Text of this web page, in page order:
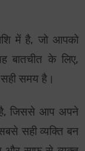
में है, जो आपको
बातचीत के लिए,
समय है।
है, जिससे आप अपने
सही व्यक्ति बन